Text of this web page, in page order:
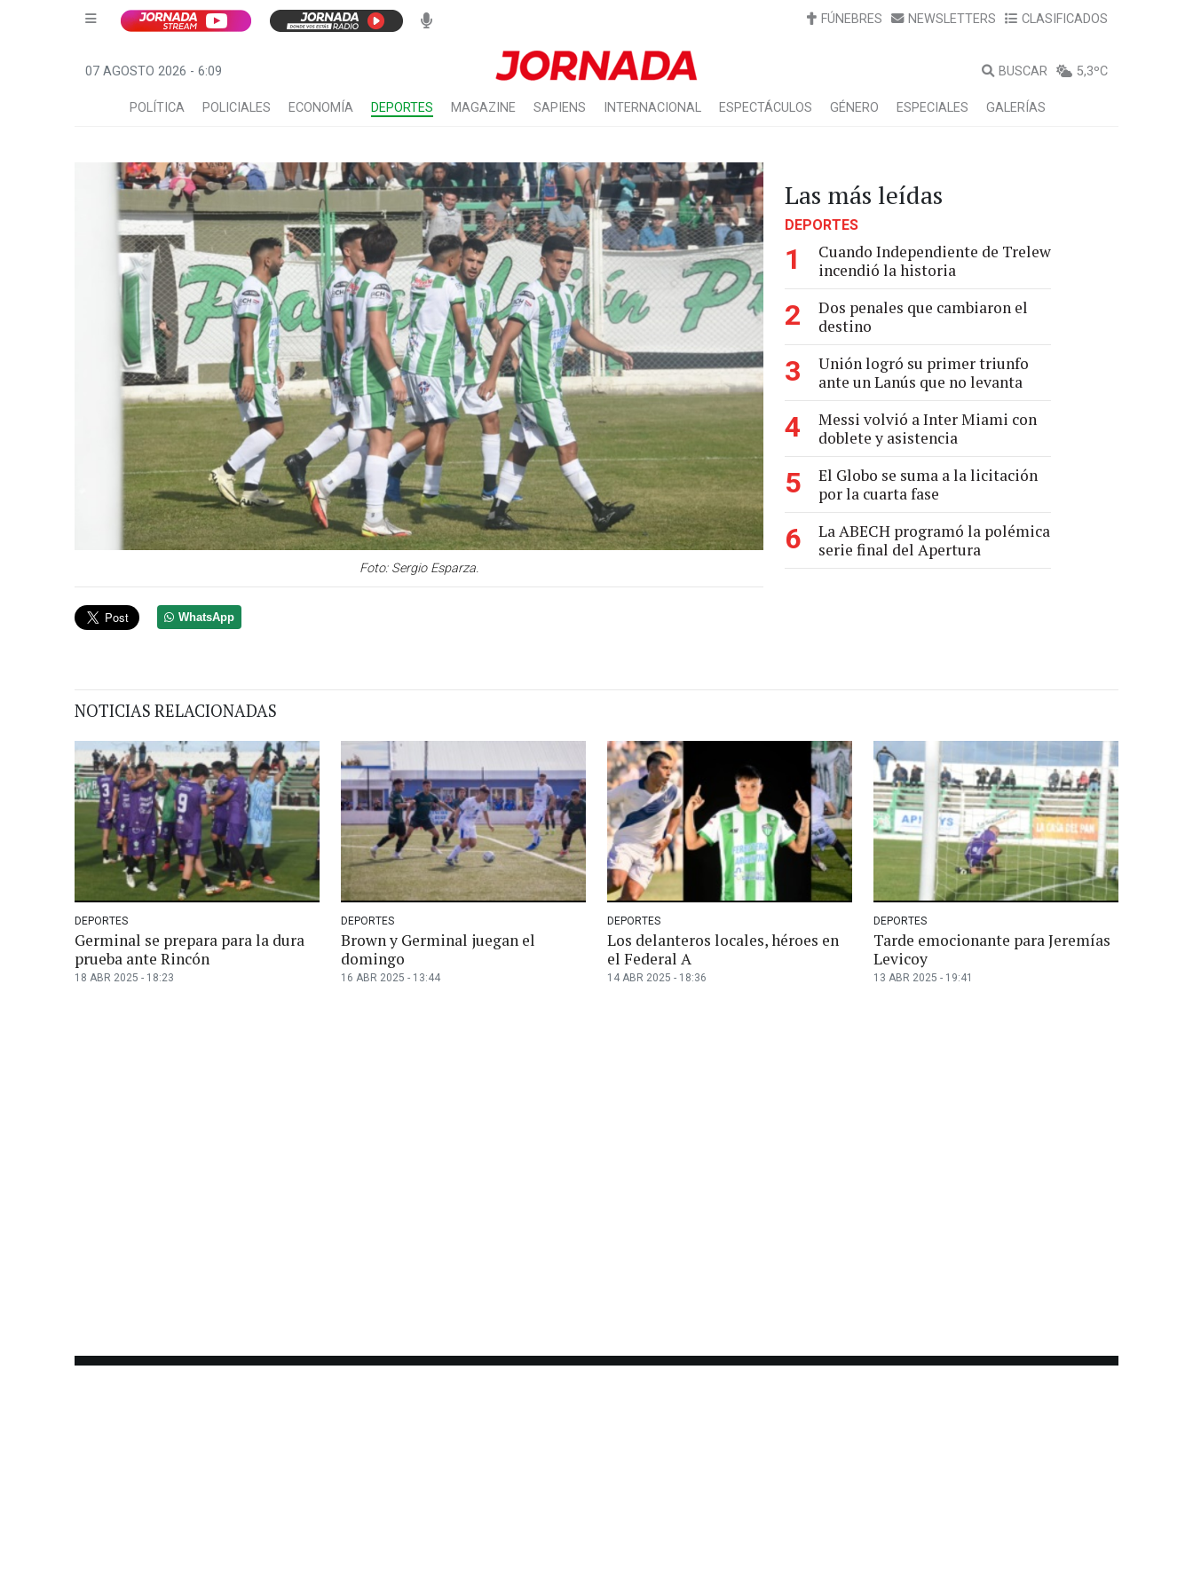
FÚNEBRES NEWSLETTERS CLASIFICADOS
07 AGOSTO 2026 - 6:09 BUSCAR 5,3ºC
POLÍTICA POLICIALES ECONOMÍA DEPORTES MAGAZINE SAPIENS INTERNACIONAL ESPECTÁCULOS GÉNERO ESPECIALES GALERÍAS
Foto: Sergio Esparza.
WhatsApp
Las más leídas
DEPORTES
1
Cuando Independiente de Trelew
incendió la historia
2
Dos penales que cambiaron el
destino
3
Unión logró su primer triunfo
ante un Lanús que no levanta
4
Messi volvió a Inter Miami con
doblete y asistencia
5
El Globo se suma a la licitación
por la cuarta fase
6
La ABECH programó la polémica
serie final del Apertura
NOTICIAS RELACIONADAS
DEPORTES
Germinal se prepara para la dura
prueba ante Rincón
18 ABR 2025 - 18:23
DEPORTES
Brown y Germinal juegan el
domingo
16 ABR 2025 - 13:44
DEPORTES
Los delanteros locales, héroes en
el Federal A
14 ABR 2025 - 18:36
DEPORTES
Tarde emocionante para Jeremías
Levicoy
13 ABR 2025 - 19:41